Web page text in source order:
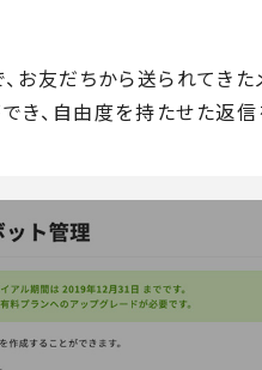
お友だちから送られてき
、自由度を持たせた返信